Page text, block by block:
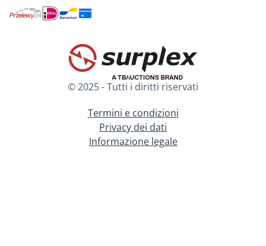
© 2025 - Tutti i diritti riservati
Termini e condizioni
Privacy dei dati
Informazione legale